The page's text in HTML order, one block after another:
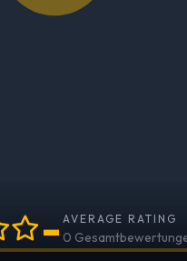
- AVERAGE RATING
0